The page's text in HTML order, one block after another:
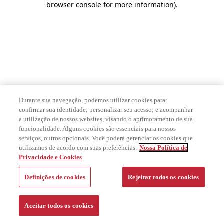
browser console for more information).
Durante sua navegação, podemos utilizar cookies para:
confirmar sua identidade; personalizar seu acesso; e acompanhar
a utilização de nossos websites, visando o aprimoramento de sua
funcionalidade. Alguns cookies são essenciais para nossos
serviços, outros opcionais. Você poderá gerenciar os cookies que
utilizamos de acordo com suas preferências. Nossa Política de
Privacidade e Cookies
Definições de cookies Rejeitar todos os cookies
Aceitar todos os cookies